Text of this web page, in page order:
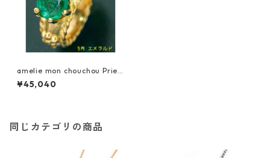
amelie mon chouchou Prier
e K18 誕生石ベビーリングネッ
クレス （5月）エメラルド 指
¥45,040
同じカテゴリの商品